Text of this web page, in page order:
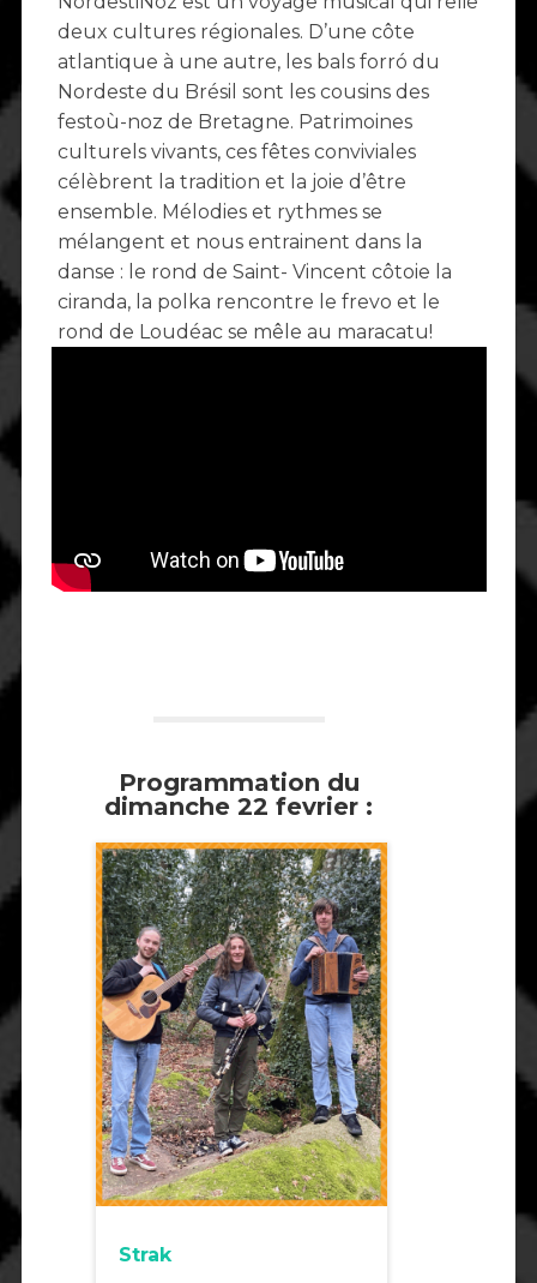
deux cultures régionales. D’une côte
atlantique à une autre, les bals forró du
Nordeste du Brésil sont les cousins des
festoù-noz de Bretagne. Patrimoines
culturels vivants, ces fêtes conviviales
célèbrent la tradition et la joie d’être
ensemble. Mélodies et rythmes se
mélangent et nous entrainent dans la
danse : le rond de Saint- Vincent côtoie la
ciranda, la polka rencontre le frevo et le
rond de Loudéac se mêle au maracatu!
Programmation du
dimanche 22 fevrier :
Strak